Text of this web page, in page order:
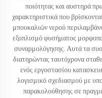
ποιότητας και αυστηρά
χαρακτηριστικά που
μπουκαλιών νερού
εξοπλισμό φυσήματος
συναρμολόγησης. Αυτά τα
διατηρώντας ταυτόχρονα
ενός εργοστασίου
λογισμικό σχεδιασμού με
παρακολούθησης σε